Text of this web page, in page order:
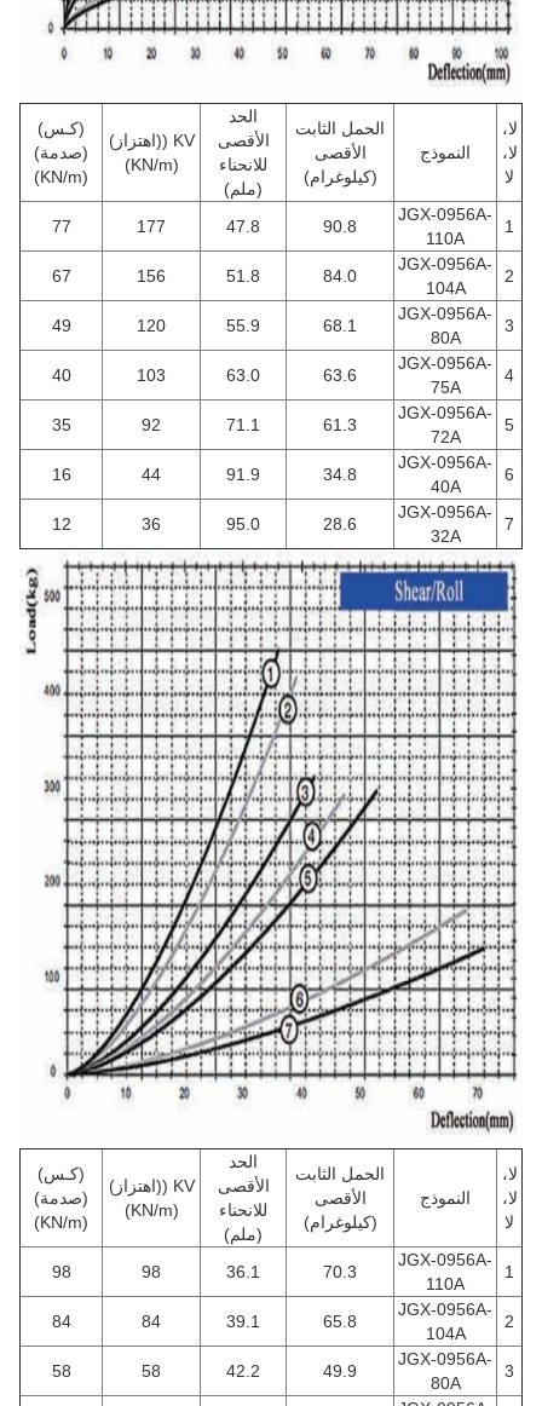
لا،
لا،
النموذج
الحمل الثابت
الأقصى
(كيلوغرام)
الحد
الأقصى
للانحناء
(ملم)
KV ((اهتزاز)
(كـس)
(صدمة)
JGX-0956A-
110A
90.8
47.8
177
77
JGX-0956A-
104A
84.0
51.8
156
67
JGX-0956A-
80A
68.1
55.9
120
49
4
JGX-0956A-
75A
63.6
63.0
103
40
5
JGX-0956A-
72A
61.3
71.1
92
35
JGX-0956A-
40A
34.8
91.9
44
16
JGX-0956A-
32A
28.6
95.0
36
12
لا،
لا،
النموذج
الحمل الثابت
الأقصى
(كيلوغرام)
الحد
الأقصى
للانحناء
(ملم)
KV ((اهتزاز)
(كـس)
(صدمة)
JGX-0956A-
110A
70.3
36.1
98
98
JGX-0956A-
104A
65.8
39.1
84
84
JGX-0956A-
80A
49.9
42.2
58
58